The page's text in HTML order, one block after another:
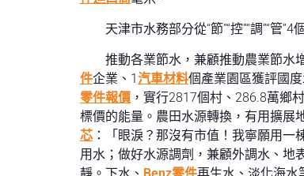
天津市水務部分從“節”“控”“調”“管
推動各業節水，兼顧推動農業節水
件企業、1汽車材料個產業園區獲評國
零件報價 ，實行2817個村、286.8萬鄉
標價的能量。農田水源轉換，有用擴展
芯 ：「眼淚？那沒有市值！我寧願用一
用水；做好水源調劑，兼顧外調水、地
靜。下水、 Benz零件再生水、淡化海水